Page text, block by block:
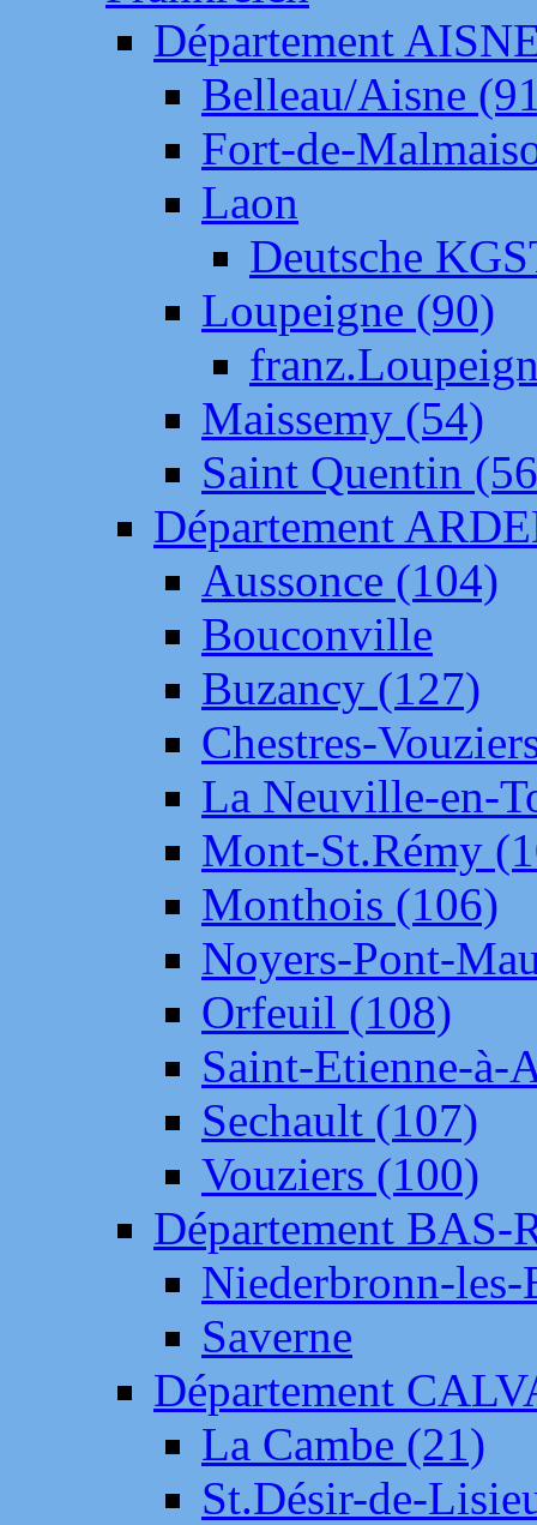
Département
Belleau/Aisne
Fort-de-
Laon
Deutsche
Loupeigne (90)
Maissemy (54)
Saint Quentin
Département
Aussonce (104)
Bouconville
Buzancy (127)
Chestres-
La Neuville-en-
Mont-St.Rémy
Monthois (106)
Noyers-Pont-
Orfeuil (108)
Saint-Etienne-à-
Sechault (107)
Vouziers (100)
Département BAS-
Niederbronn-
Saverne
Département
La Cambe (21)
St.Désir-de-